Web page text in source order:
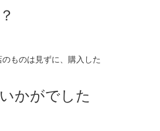
ものは見ずに、購入した
かがでした